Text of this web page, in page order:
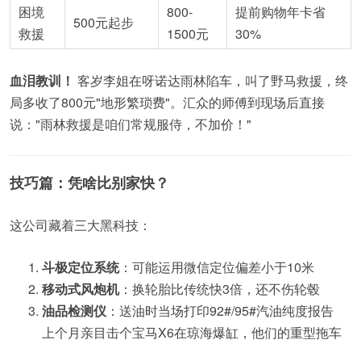
困境
救援
500元起步
800-
1500元
提前购物年卡省
30%
血泪教训！ 客岁李姐在呀诺达雨林陷车，叫了野马救援，终
局多收了800元"地形繁琐费"。汇众的师傅到现场后直接
说："雨林救援是咱们常规服侍，不加价！"
技巧篇：凭啥比别家快？
这公司藏着三大黑科技：
斗极定位系统：可能运用微信定位偏差小于10米
移动式风炮机：换轮胎比传统快3倍，还不伤轮毂
油品检测仪 ：送油时当场打印92#/95#汽油纯度报告
上个月亲目击个宝马X6在琼海爆缸，他们的重型拖车